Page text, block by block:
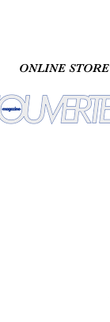
ONLINE STORE